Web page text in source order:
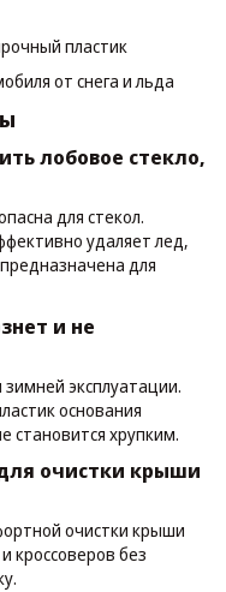
пластик
от снега и льда
лобовое стекло,
для стекол.
удаляет лед,
для
и не
эксплуатации.
основания
становится хрупким.
очистки крыши
очистки крыши
кроссоверов без